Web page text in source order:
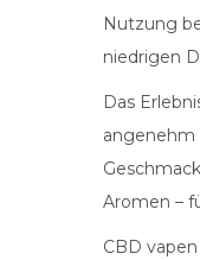
Nutzung
niedrigen
Das
angenehm
Aromen –
CBD